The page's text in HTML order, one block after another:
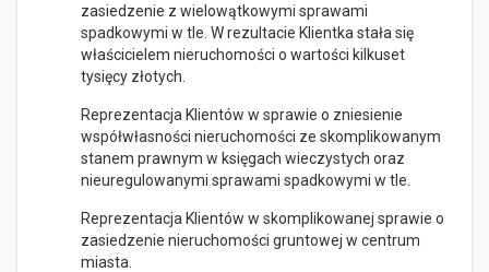
zasiedzenie z wielowątkowymi sprawami
spadkowymi w tle. W rezultacie Klientka stała się
właścicielem nieruchomości o wartości kilkuset
tysięcy złotych.
Reprezentacja Klientów w sprawie o zniesienie
współwłasności nieruchomości ze skomplikowanym
stanem prawnym w księgach wieczystych oraz
nieuregulowanymi sprawami spadkowymi w tle.
Reprezentacja Klientów w skomplikowanej sprawie o
zasiedzenie nieruchomości gruntowej w centrum
miasta.